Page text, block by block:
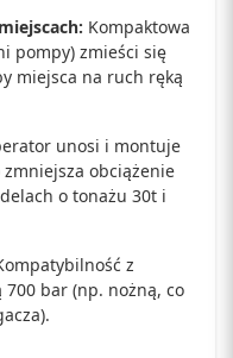
Kompaktowa
pompy) zmieści się
miejsca na ruch ręką
unosi i montuje
obciążenie
o tonażu 30t i
z
bar (np. nożną, co